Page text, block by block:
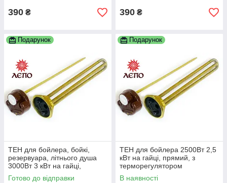
390 ₴ 390 ₴
Подарунок
ТЕН для бойлера, бойкі,
резервуара, літнього душа
3000Вт 3 кВт на гайці,
прямий, з терморегулятором
Готово до відправки
Подарунок
ТЕН для бойлера 2500Вт 2,5
кВт на гайці, прямий, з
терморегулятором
В наявності